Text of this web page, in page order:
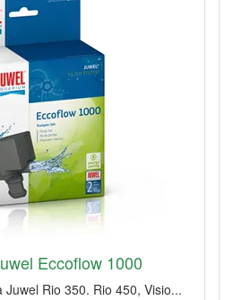
Eccoflow 1000
Rio 350. Rio 450, Visio...